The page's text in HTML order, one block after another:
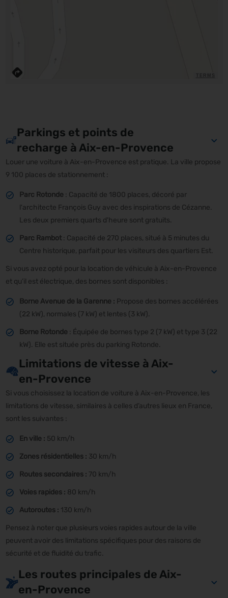
Parkings et points de
recharge à Aix-en-Provence
Louer une voiture à Aix-en-Provence est pratique. La ville propose
9 100 places de stationnement :
Parc Rotonde : Capacité de 1800 places, décoré par
l'architecte François Guy avec des inspirations de Cézanne.
Les deux premiers quarts d'heure sont gratuits.
Parc Rambot : Capacité de 270 places, situé à 5 minutes du
Centre historique, parfait pour les visiteurs des quartiers Est.
Si vous avez opté pour la location de véhicule à Aix-en-Provence
et qu’il est électrique, des bornes sont disponibles :
Borne Avenue de la Garenne : Propose des bornes accélérées
(22 kW), normales (7 kW) et lentes (3 kW).
Borne Rotonde : Équipée de bornes type 2 (7 kW) et type 3 (22
kW). Elle est située près du parking Rotonde.
Limitations de vitesse à Aix-
en-Provence
Si vous choisissez la location de voiture à Aix-en-Provence, les
limitations de vitesse, similaires à celles d’autres lieux en France,
sont les suivantes :
En ville : 50 km/h
Zones résidentielles : 30 km/h
Routes secondaires : 70 km/h
Voies rapides : 80 km/h
Autoroutes : 130 km/h
Pensez à noter que plusieurs voies rapides autour de la ville
peuvent avoir des limitations spécifiques pour des raisons de
sécurité et de fluidité du trafic.
Les routes principales de Aix-
en-Provence